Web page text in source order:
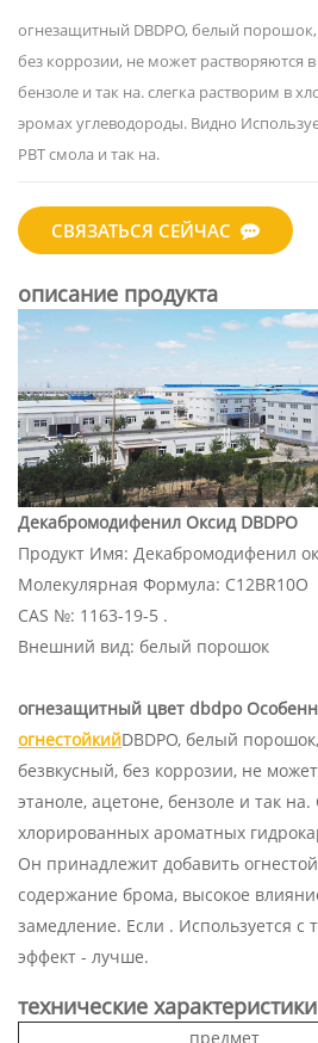
огнезащитный DBDPO, белый порошок,
без коррозии, не может растворяются в
бензоле и так на. слегка растворим в
эромах углеводороды. Видно
PBT смола и так на.
СВЯЗАТЬСЯ СЕЙЧАС
описание продукта
Декабромодифенил Оксид DBDPO
Продукт Имя: Декабромодифенил
Молекулярная Формула: C12BR10O
CAS №: 1163-19-5 .
Внешний вид: белый порошок
огнезащитный цвет dbdpo
огнестойкийDBDPO, белый
безвкусный, без коррозии, не
этаноле, ацетоне, бензоле и так
хлорированных ароматных
Он принадлежит добавить
содержание брома, высокое
замедление. Если . Используется с
эффект - лучше.
технические характеристики
предмет